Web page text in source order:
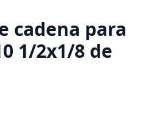
cadena para
1/2x1/8 de